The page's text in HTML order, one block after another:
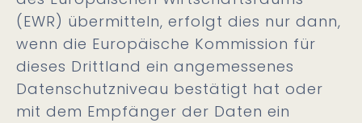
(EWR) übermitteln, erfolgt dies nur dann,
wenn die Europäische Kommission für
dieses Drittland ein angemessenes
Datenschutzniveau bestätigt hat oder
mit dem Empfänger der Daten ein